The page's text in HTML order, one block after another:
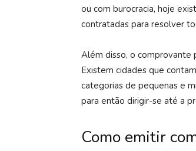
ou com burocracia, hoje
contratadas para resolver
Além disso, o
Existem cidades que
categorias de pequenas e
para então dirigir-se até a
Como emitir